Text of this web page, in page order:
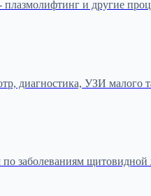
плазмолифтинг и другие
диагностика, УЗИ малого
заболеваниям щитовидной